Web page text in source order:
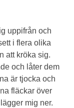
uppifrån och
i flera olika
att kröka sig.
och låter dem
är tjocka och
fläckar över
mig ner.